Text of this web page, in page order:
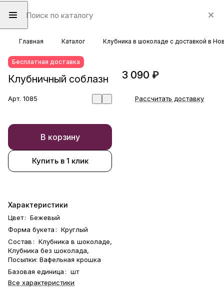
Главная Каталог Клубника в шоколаде с доставкой в
Бесплатная доставка
Клубничный соблазн
Арт. 1085
В корзину
Купить в 1 клик
Характеристики
Цвет: Бежевый
Форма букета : Круглый
Состав : Клубника в шоколаде,
Клубника без шоколада,
Посыпки: Вафельная крошка
Базовая единица : шт
Все характеристики
3 090 ₽
Рассчитать доставку